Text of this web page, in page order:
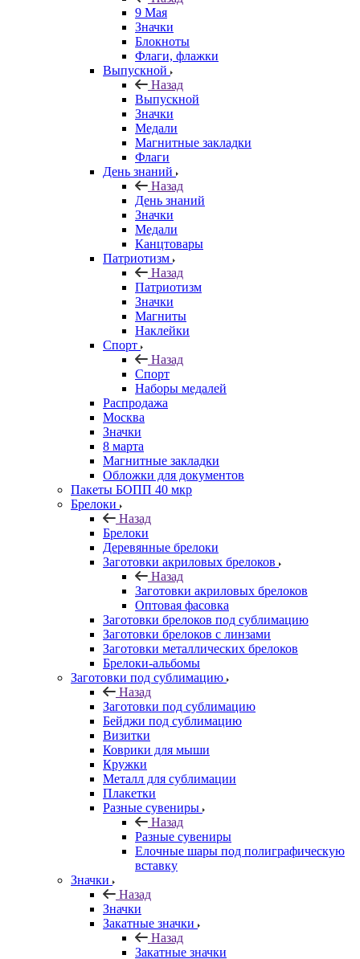
9 Мая
Значки
Блокноты
Флаги, флажки
Выпускной
Назад
Выпускной
Значки
Медали
Магнитные закладки
Флаги
День знаний
Назад
День знаний
Значки
Медали
Канцтовары
Патриотизм
Назад
Патриотизм
Значки
Магниты
Наклейки
Спорт
Назад
Спорт
Наборы медалей
Распродажа
Москва
Значки
8 марта
Магнитные закладки
Обложки для документов
Пакеты БОПП 40 мкр
Брелоки
Назад
Брелоки
Деревянные брелоки
Заготовки акриловых брелоков
Назад
Заготовки акриловых брелоков
Оптовая фасовка
Заготовки брелоков под сублимацию
Заготовки брелоков с линзами
Заготовки металлических брелоков
Брелоки-альбомы
Заготовки под сублимацию
Назад
Заготовки под сублимацию
Бейджи под сублимацию
Визитки
Коврики для мыши
Кружки
Металл для сублимации
Плакетки
Разные сувениры
Назад
Разные сувениры
Елочные шары под полиграфическую
вставку
Значки
Назад
Значки
Закатные значки
Назад
Закатные значки